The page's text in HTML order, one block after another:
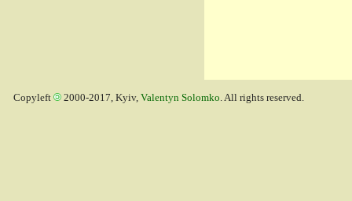
Copyleft 2000-2017, Kyiv, Valentyn Solomko. All rights reserved.